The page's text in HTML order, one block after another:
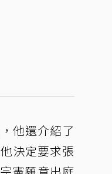
他還介紹了
決定要求張